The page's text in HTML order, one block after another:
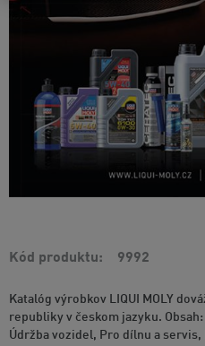
Kód produktu 9992
Katalóg výrobkov LIQUI MOLY
republiky v českom jazyku.
Údržba vozidel, Pro dílnu a